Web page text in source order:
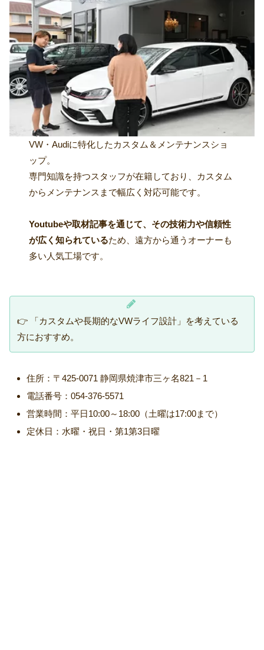
VW・Audiに特化したカスタム＆メンテナンスショ
ップ。
専門知識を持つスタッフが在籍しており、カスタム
からメンテナンスまで幅広く対応可能です。
Youtubeや取材記事を通じて、その技術力や信頼性
が広く知られているため、遠方から通うオーナーも
多い人気工場です。
👉 「カスタムや長期的なVWライフ設計」を考えている
方におすすめ。
住所：〒425-0071 静岡県焼津市三ヶ名821－1
電話番号：054-376-5571
営業時間：平日10:00～18:00（土曜は17:00まで）
定休日：水曜・祝日・第1第3日曜